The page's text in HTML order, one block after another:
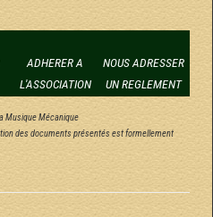
ADHERER A
L'ASSOCIATION
NOUS ADRESSER
UN REGLEMENT
Musique Mécanique
des documents présentés est formellement